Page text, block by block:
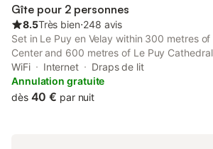
Gîte pour 2 personnes
8.5Très bien⋅248 avis
Set in Le Puy en Velay within 300 metres
Center and 600 metres of Le Puy
centre ville offers rooms with free WiFi. The
views and is 1.
WiFi Internet
Draps de lit
Annulation gratuite
dès 40 € par nuit